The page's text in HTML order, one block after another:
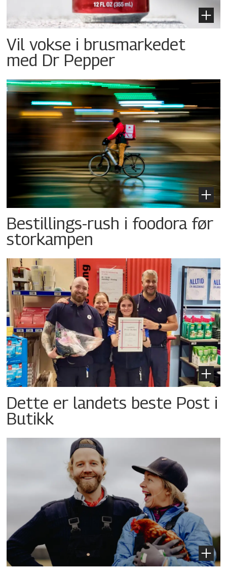
Vil vokse i brusmarkedet
med Dr Pepper
Bestillings-rush i foodora før
storkampen
Dette er landets beste Post i
Butikk